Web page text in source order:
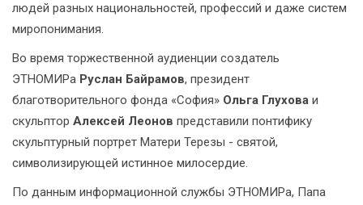
людей разных национальностей, профессий и даже систем
миропонимания.
Во время торжественной аудиенции создатель
ЭТНОМИРа Руслан Байрамов, президент
благотворительного фонда «София» Ольга Глухова и
скульптор Алексей Леонов представили понтифику
скульптурный портрет Матери Терезы - святой,
символизирующей истинное милосердие.
По данным информационной службы ЭТНОМИРа, Папа